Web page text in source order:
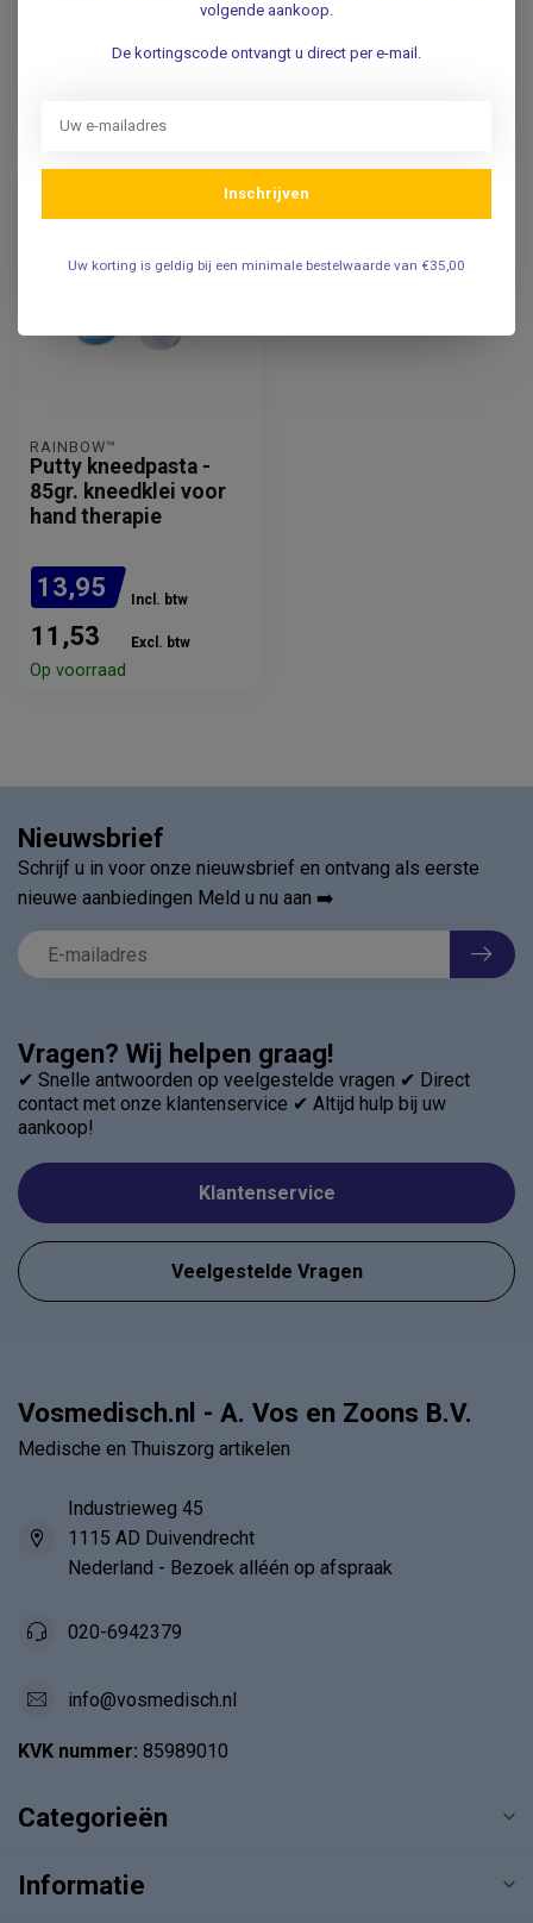
5,95
RAINBOW™
Putty kneedpasta -
85gr. kneedklei voor
hand therapie
13,95 Incl. btw
11,53 Excl. btw
Op voorraad
Vragen? Wij helpen graag!
✔ Snelle antwoorden op veelgestelde vragen ✔ Direct
contact met onze klantenservice ✔ Altijd hulp bij uw
aankoop!
Klantenservice
Veelgestelde Vragen
Nieuwsbrief
Schrijf u in voor onze nieuwsbrief en ontvang als eerste
nieuwe aanbiedingen Meld u nu aan ➡️
Vosmedisch.nl - A. Vos en Zoons B.V.
Medische en Thuiszorg artikelen
Industrieweg 45
1115 AD Duivendrecht
Nederland - Bezoek alléén op afspraak
020-6942379
info@vosmedisch.nl
KVK nummer: 85989010
Categorieën
Informatie
volgende aankoop.
De kortingscode ontvangt u direct per e-mail.
Inschrijven
Uw korting is geldig bij een minimale bestelwaarde van €35,00